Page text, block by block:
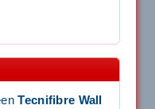
(Pöytämalli)
Tecnifibre Wall